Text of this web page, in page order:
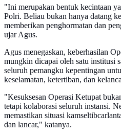
"Ini merupakan bentuk kecintaan
Polri. Beliau bukan hanya datang
memberikan penghormatan dan
ujar Agus.
Agus menegaskan, keberhasilan
mungkin dicapai oleh satu institusi
seluruh pemangku kepentingan
keselamatan, ketertiban, dan
"Kesuksesan Operasi Ketupat
tetapi kolaborasi seluruh instansi.
memastikan situasi
dan lancar," katanya.